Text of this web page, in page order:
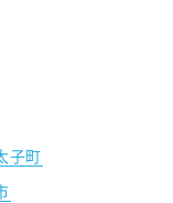
子町